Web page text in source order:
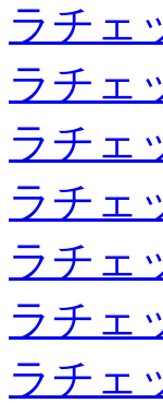
ラチェ
ラチェ
ラチェ
ラチェ
ラチェ
ラチェ
ラチェ